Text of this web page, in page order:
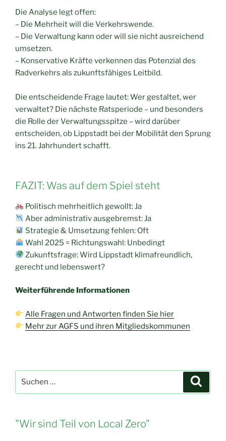
Die Analyse legt offen:
– Die Mehrheit will die Verkehrswende.
– Die Verwaltung kann oder will sie nicht ausreichend
umsetzen.
– Konservative Kräfte verkennen das Potenzial des
Radverkehrs als zukunftsfähiges Leitbild.
Die entscheidende Frage lautet: Wer gestaltet, wer
verwaltet? Die nächste Ratsperiode – und besonders
die Rolle der Verwaltungsspitze – wird darüber
entscheiden, ob Lippstadt bei der Mobilität den Sprung
ins 21. Jahrhundert schafft.
FAZIT: Was auf dem Spiel steht
Politisch mehrheitlich gewollt: Ja
Aber administrativ ausgebremst: Ja
Strategie & Umsetzung fehlen: Oft
Wahl 2025 = Richtungswahl: Unbedingt
Zukunftsfrage: Wird Lippstadt klimafreundlich,
gerecht und lebenswert?
Weiterführende Informationen
Alle Fragen und Antworten finden Sie hier
Mehr zur AGFS und ihren Mitgliedskommunen
nach:
"Wir sind Teil von Local Zero"